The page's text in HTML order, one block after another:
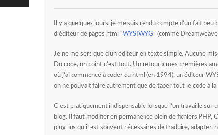
Il y a quelques jours, je me suis rendu compte d’un fait peu
d’éditeur de pages html “WYSIWYG” (comme
Je ne me sers que d’un éditeur en texte simple. Aucune
Du code, un point c’est tout. Un retour à mes premières
où j’ai commencé à coder du html (en 1994), un éditeur
on ne pouvait faire autrement que de taper tout le code à la
C’est pratiquement indispensable lorsque l’on travaille sur
blog. Il faut modifier en permanence plein de fichiers PHP,
plug-ins qu’il est souvent nécessaires de traduire, adapter,